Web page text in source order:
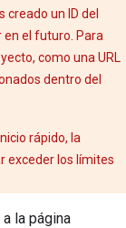
un ID del
el futuro. Para
como una URL
dentro del
rápido, la
exceder los límites
la página